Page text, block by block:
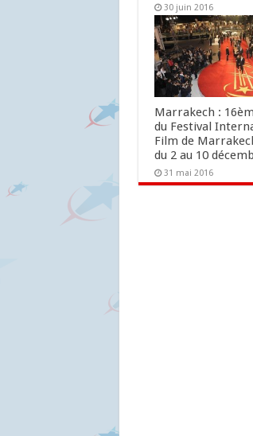
30 juin 2016
Marrakech :
du Festival
Film de
du 2 au 10
31 mai 2016